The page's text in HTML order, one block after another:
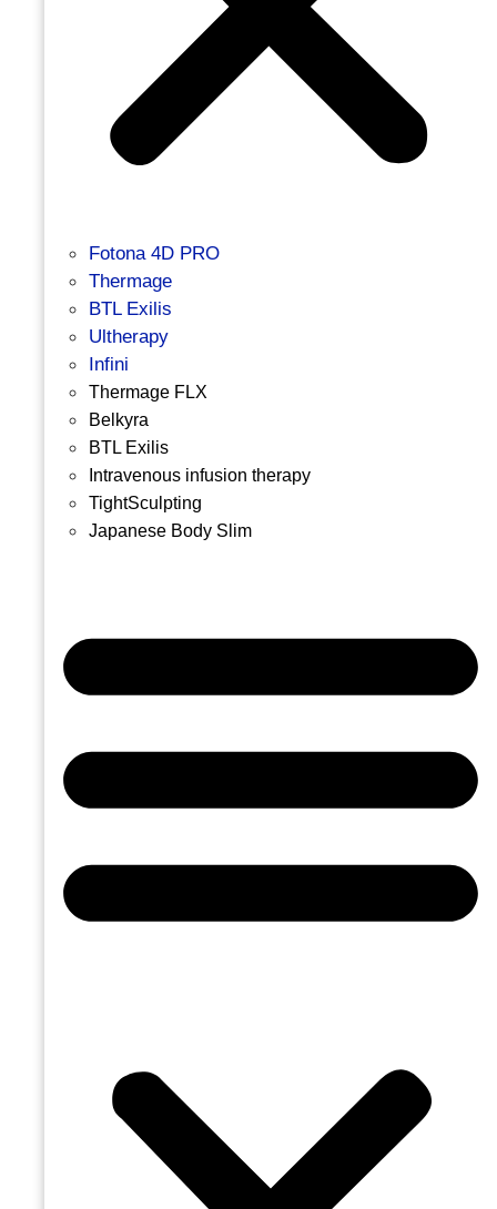
Fotona 4D PRO
Thermage
BTL Exilis
Ultherapy
Infini
Thermage FLX
Belkyra
BTL Exilis
Intravenous infusion therapy
TightSculpting
Japanese Body Slim